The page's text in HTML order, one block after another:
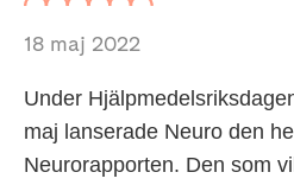
18 maj 2022
Under
maj lanserade Neuro den
Neurorapporten. Den som